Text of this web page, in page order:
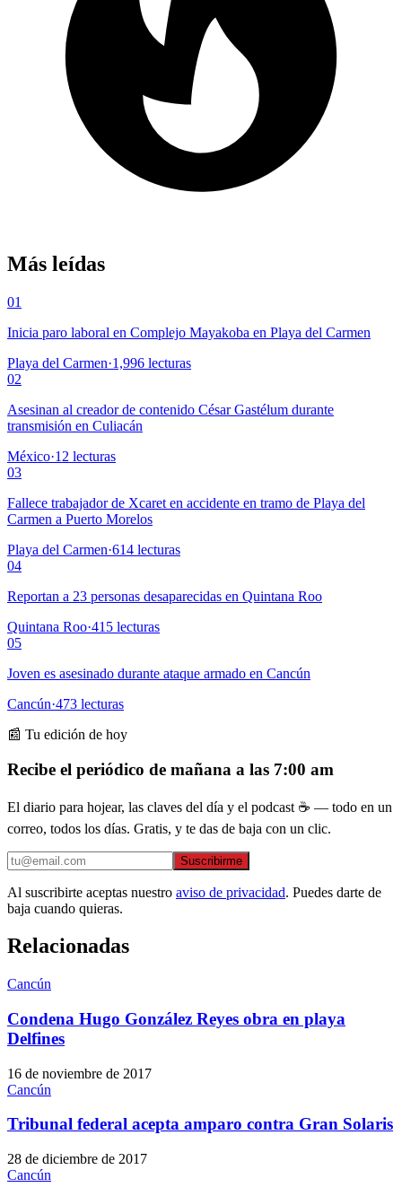
Más leídas
01
Inicia paro laboral en Complejo Mayakoba en Playa del Carmen
Playa del Carmen·1,996 lecturas
02
Asesinan al creador de contenido César Gastélum durante
transmisión en Culiacán
México·12 lecturas
03
Fallece trabajador de Xcaret en accidente en tramo de Playa del
Carmen a Puerto Morelos
Playa del Carmen·614 lecturas
04
Reportan a 23 personas desaparecidas en Quintana Roo
Quintana Roo·415 lecturas
05
Joven es asesinado durante ataque armado en Cancún
Cancún·473 lecturas
📰 Tu edición de hoy
Recibe el periódico de mañana a las 7:00 am
El diario para hojear, las claves del día y el podcast ☕ — todo en un
correo, todos los días. Gratis, y te das de baja con un clic.
Suscribirme
Al suscribirte aceptas nuestro aviso de privacidad. Puedes darte de
baja cuando quieras.
Relacionadas
Cancún
Condena Hugo González Reyes obra en playa
Delfines
16 de noviembre de 2017
Cancún
Tribunal federal acepta amparo contra Gran Solaris
28 de diciembre de 2017
Cancún